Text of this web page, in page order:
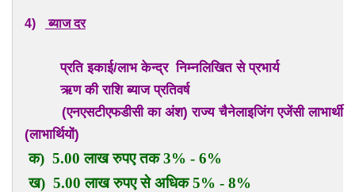
4) ब्याज दर
प्रति इकाई/लाभ केन्द्र निम्नलिखित से प्रभार्य
ऋण की राशि ब्याज प्रतिवर्ष
(एनएसटीएफडीसी का अंश) राज्य चैनेलाइजिंग एजेंसी लाभार्थी
(लाभार्थियों)
क) 5.00 लाख रुपए तक 3% - 6%
ख) 5.00 लाख रुपए से अधिक 5% - 8%